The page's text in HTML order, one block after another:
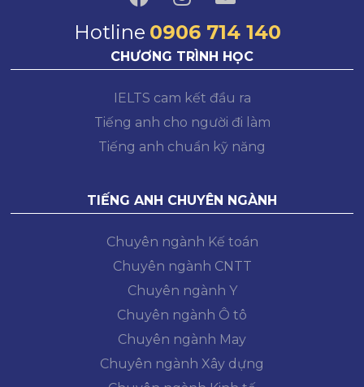
Hotline 0906 714 140
CHƯƠNG TRÌNH HỌC
IELTS cam kết đầu ra
Tiếng anh cho người đi làm
Tiếng anh chuẩn kỹ năng
TIẾNG ANH CHUYÊN NGÀNH
Chuyên ngành Kế toán
Chuyên ngành CNTT
Chuyên ngành Y
Chuyên ngành Ô tô
Chuyên ngành May
Chuyên ngành Xây dựng